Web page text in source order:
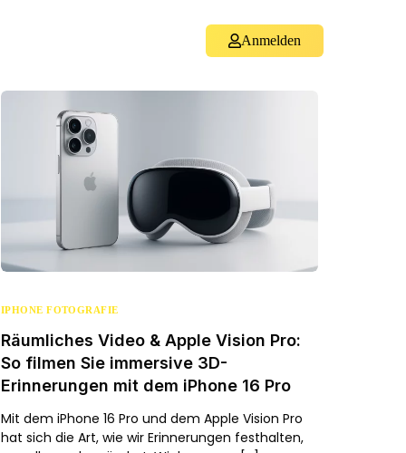
Anmelden
IPHONE FOTOGRAFIE
Räumliches Video & Apple Vision Pro:
So filmen Sie immersive 3D-
Erinnerungen mit dem iPhone 16 Pro
Mit dem iPhone 16 Pro und dem Apple Vision Pro
hat sich die Art, wie wir Erinnerungen festhalten,